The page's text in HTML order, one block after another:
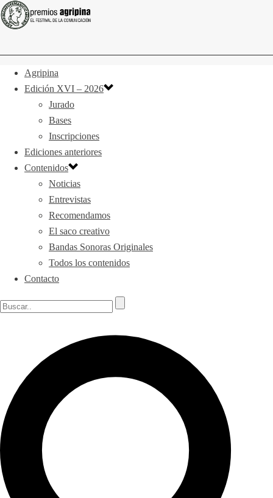
Agripina
Edición XVI – 2026
Jurado
Bases
Inscripciones
Ediciones anteriores
Contenidos
Noticias
Entrevistas
Recomendamos
El saco creativo
Bandas Sonoras Originales
Todos los contenidos
Contacto